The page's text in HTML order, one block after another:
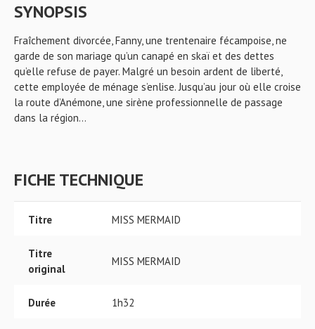
SYNOPSIS
Fraîchement divorcée, Fanny, une trentenaire fécampoise, ne
garde de son mariage qu’un canapé en skaï et des dettes
qu’elle refuse de payer. Malgré un besoin ardent de liberté,
cette employée de ménage s’enlise. Jusqu’au jour où elle croise
la route d’Anémone, une sirène professionnelle de passage
dans la région…
FICHE TECHNIQUE
Titre MISS MERMAID
Titre
original
MISS MERMAID
Durée 1h32